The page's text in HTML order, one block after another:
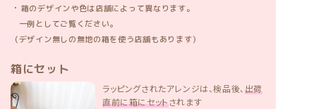
・ 箱のデザインや色は店舗によって異なります。
一例としてご覧ください。
（デザイン無しの無地の箱を使う店舗もあります）
箱にセット
ラッピングされたアレンジは、検品後、出荷
直前に箱にセットされます